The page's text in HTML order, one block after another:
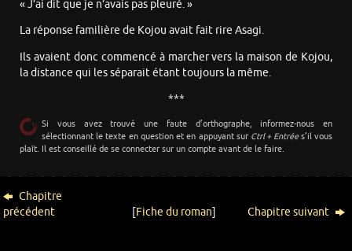
« J’ai dit que je n’avais pas pleuré. »
La réponse familière de Kojou avait fait rire Asagi.
Ils avaient donc commencé à marcher vers la maison de Kojou,
la distance qui les séparait étant toujours la même.
***
Si vous avez trouvé une faute d’orthographe, informez-nous en
sélectionnant le texte en question et en appuyant sur Ctrl + Entrées’il vous
plaît. Il est conseillé de se connecter sur un compte avant de le faire.
Chapitre
précédent
[Fiche du roman] Chapitre suivant